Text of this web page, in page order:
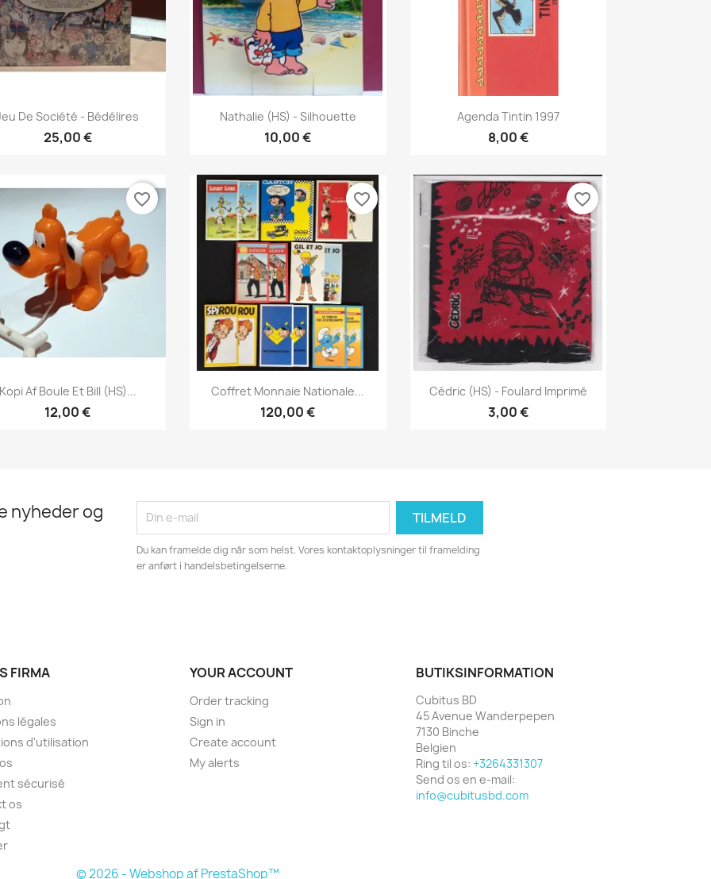
Vis her
De Société - Bédélires
25,00 €
Vis her
Nathalie (HS) - Silhouette
10,00 €
Vis her
Agenda Tintin 1997
8,00 €
Vis her
Kopi Af Boule Et Bill (HS)...
12,00 €
favorite_border
Vis her
Coffret Monnaie Nationale...
120,00 €
favorite_border
Vis her
Cédric (HS) - Foulard Imprimé
3,00 €
favorite_border
nyheder og
Du kan framelde dig når som helst. Vores kontaktoplysninger til framelding
er anført i handelsbetingelserne.
FIRMA
légales
d'utilisation
sécurisé
os
YOUR ACCOUNT
Order tracking
Sign in
Create account
My alerts
BUTIKSINFORMATION
Cubitus BD
45 Avenue Wanderpepen
7130 Binche
Belgien
Ring til os: +3264331307
Send os en e-mail:
info@cubitusbd.com
© 2026 - Webshop af PrestaShop™